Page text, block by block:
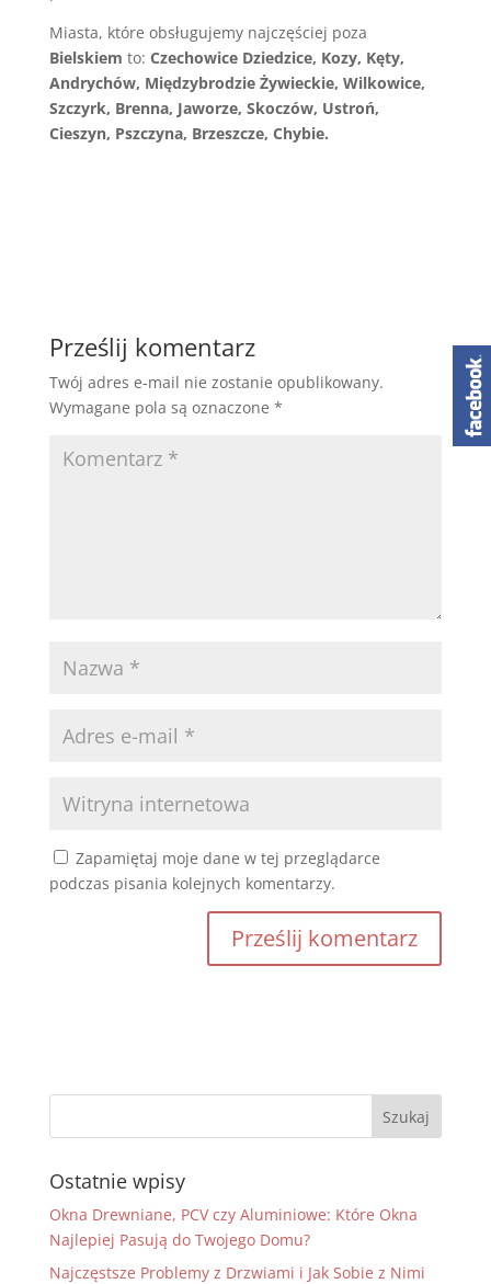
Miasta, które obsługujemy najczęściej poza
Bielskiem to: Czechowice Dziedzice, Kozy, Kęty,
Andrychów, Międzybrodzie Żywieckie, Wilkowice,
Szczyrk, Brenna, Jaworze, Skoczów, Ustroń,
Cieszyn, Pszczyna, Brzeszcze, Chybie.
Prześlij komentarz
Twój adres e-mail nie zostanie opublikowany.
Wymagane pola są oznaczone *
Zapamiętaj moje dane w tej przeglądarce
podczas pisania kolejnych komentarzy.
Ostatnie wpisy
Okna Drewniane, PCV czy Aluminiowe: Które Okna
Najlepiej Pasują do Twojego Domu?
Najczęstsze Problemy z Drzwiami i Jak Sobie z Nimi